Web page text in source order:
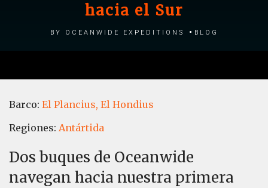
hacia el Sur
by Oceanwide Expeditions Blog
Barco: El Plancius, El Hondius
Regiones: Antártida
Dos buques de Oceanwide
navegan hacia nuestra primera